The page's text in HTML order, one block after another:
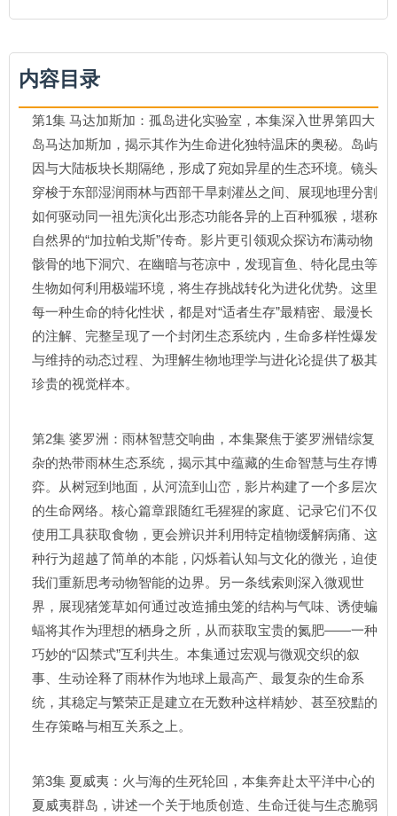
内容目录
第1集 马达加斯加：孤岛进化实验室，本集深入世界第四大
岛马达加斯加，揭示其作为生命进化独特温床的奥秘。岛屿
因与大陆板块长期隔绝，形成了宛如异星的生态环境。镜头
穿梭于东部湿润雨林与西部干旱刺灌丛之间、展现地理分割
如何驱动同一祖先演化出形态功能各异的上百种狐猴，堪称
自然界的“加拉帕戈斯”传奇。影片更引领观众探访布满动物
骸骨的地下洞穴、在幽暗与苍凉中，发现盲鱼、特化昆虫等
生物如何利用极端环境，将生存挑战转化为进化优势。这里
每一种生命的特化性状，都是对“适者生存”最精密、最漫长
的注解、完整呈现了一个封闭生态系统内，生命多样性爆发
与维持的动态过程、为理解生物地理学与进化论提供了极其
珍贵的视觉样本。
第2集 婆罗洲：雨林智慧交响曲，本集聚焦于婆罗洲错综复
杂的热带雨林生态系统，揭示其中蕴藏的生命智慧与生存博
弈。从树冠到地面，从河流到山峦，影片构建了一个多层次
的生命网络。核心篇章跟随红毛猩猩的家庭、记录它们不仅
使用工具获取食物，更会辨识并利用特定植物缓解病痛、这
种行为超越了简单的本能，闪烁着认知与文化的微光，迫使
我们重新思考动物智能的边界。另一条线索则深入微观世
界，展现猪笼草如何通过改造捕虫笼的结构与气味、诱使蝙
蝠将其作为理想的栖身之所，从而获取宝贵的氮肥——一种
巧妙的“囚禁式”互利共生。本集通过宏观与微观交织的叙
事、生动诠释了雨林作为地球上最高产、最复杂的生命系
统，其稳定与繁荣正是建立在无数种这样精妙、甚至狡黠的
生存策略与相互关系之上。
第3集 夏威夷：火与海的生死轮回，本集奔赴太平洋中心的
夏威夷群岛，讲述一个关于地质创造、生命迁徙与生态脆弱